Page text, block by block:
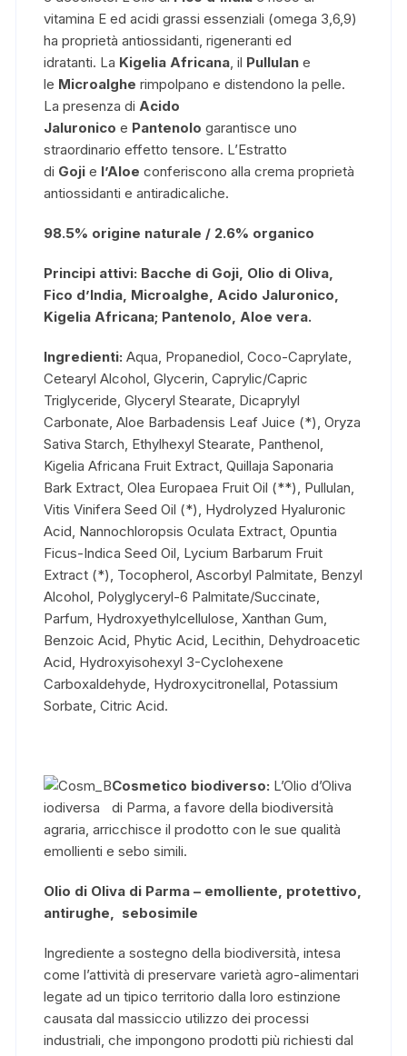
vitamina E ed acidi grassi essenziali (omega 3,6,9)
ha proprietà antiossidanti, rigeneranti ed
idratanti. La Kigelia Africana, il Pullulan e
le Microalghe rimpolpano e distendono la pelle.
La presenza diAcido
Jaluronico e Pantenolo garantisce uno
straordinario effetto tensore. L’Estratto
di Goji e l’Aloe conferiscono alla crema proprietà
antiossidanti e antiradicaliche.
98.5% origine naturale / 2.6% organico
Principi attivi: Bacche di Goji, Olio di Oliva,
Fico d’India, Microalghe, Acido Jaluronico,
Kigelia Africana; Pantenolo, Aloe vera.
Ingredienti:Aqua, Propanediol, Coco-Caprylate,
Cetearyl Alcohol, Glycerin, Caprylic/Capric
Triglyceride, Glyceryl Stearate, Dicaprylyl
Carbonate, Aloe Barbadensis Leaf Juice (*), Oryza
Sativa Starch, Ethylhexyl Stearate, Panthenol,
Kigelia Africana Fruit Extract, Quillaja Saponaria
Bark Extract, Olea Europaea Fruit Oil (**), Pullulan,
Vitis Vinifera Seed Oil (*), Hydrolyzed Hyaluronic
Acid, Nannochloropsis Oculata Extract, Opuntia
Ficus-Indica Seed Oil, Lycium Barbarum Fruit
Extract (*), Tocopherol, Ascorbyl Palmitate, Benzyl
Alcohol, Polyglyceryl-6 Palmitate/Succinate,
Parfum, Hydroxyethylcellulose, Xanthan Gum,
Benzoic Acid, Phytic Acid, Lecithin, Dehydroacetic
Acid, Hydroxyisohexyl 3-Cyclohexene
Carboxaldehyde, Hydroxycitronellal, Potassium
Sorbate, Citric Acid.
Cosmetico biodiverso: L’Olio d’Oliva
di Parma, a favore della biodiversità
agraria, arricchisce il prodotto con le sue qualità
emollienti e sebo simili.
Olio di Oliva di Parma – emolliente, protettivo,
antirughe, sebosimile
Ingrediente a sostegno della biodiversità, intesa
come l’attività di preservare varietà agro-alimentari
legate ad un tipico territorio dalla loro estinzione
causata dal massiccio utilizzo dei processi
industriali, che impongono prodotti più richiesti dal